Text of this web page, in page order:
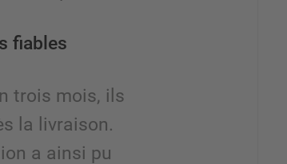
fiables
trois mois, ils
la livraison.
a ainsi pu